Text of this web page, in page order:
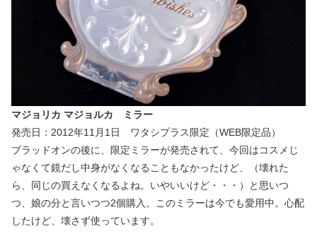
マジョリカ マジョルカ ミラー
発売日：2012年11月1日 ワタシプラス限定（WEB限定品）
ブラッドオンの後に、限定ミラーが発売されて、今回はコスメじ
ゃなくて鏡だし中身がなくなることもなかったけど、（壊れた
ら、同じの買えなくなるよね。いやいいけど・・・）と思いつ
つ、娘の分と言いつつ2個購入。このミラーは今でも愛用中。心配
したけど、壊さず使っています。